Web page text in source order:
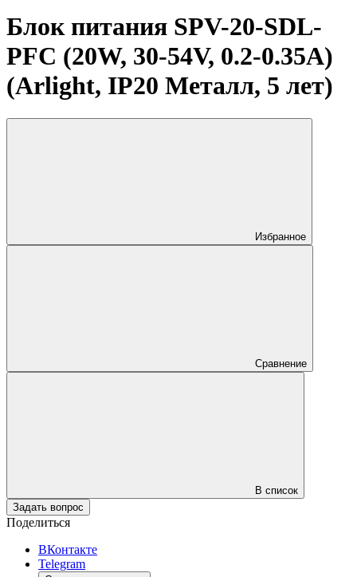
Блок питания SPV-20-SDL-
PFC (20W, 30-54V, 0.2-0.35A)
(Arlight, IP20 Металл, 5 лет)
Избранное
Сравнение
В список
Задать вопрос
Поделиться
ВКонтакте
Telegram